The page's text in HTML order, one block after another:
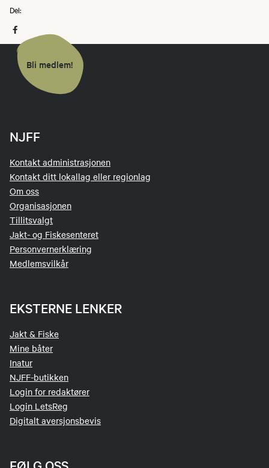
Del:
Bli medlem!
NJFF
Kontakt administrasjonen
Kontakt ditt lokallag eller regionlag
Om oss
Organisasjonen
Tillitsvalgt
Jakt- og Fiskesenteret
Personvernerklæring
Medlemsvilkår
EKSTERNE LENKER
Jakt & Fiske
Mine båter
Inatur
NJFF-butikken
Login for redaktører
Login LetsReg
Digitalt aversjonsbevis